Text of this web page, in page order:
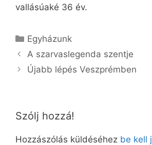
vallásúaké 36 év.
Kategória
Egyházunk
A szarvaslegenda szentje
Újabb lépés Veszprémben
Szólj hozzá!
Hozzászólás küldéséhez be kell